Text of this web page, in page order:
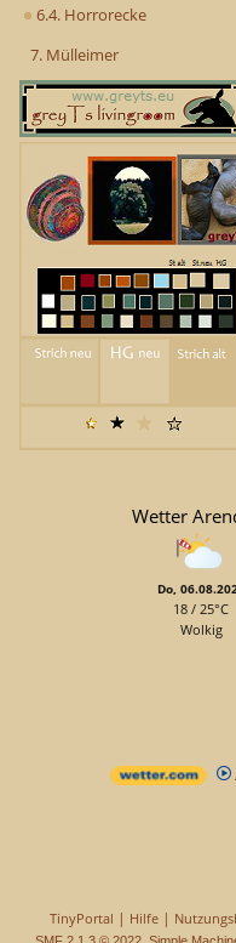
6.4. Horrorecke
7. Mülleimer
Wetter
Do,
18 / 25°C
Wolkig
TinyPortal | Hilfe |